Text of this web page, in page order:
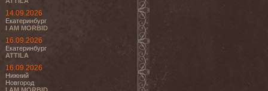
14.09.2026
Екатеринбург
I AM MORBID
16.09.2026
Екатеринбург
ATTILA
16.09.2026
Нижний
Новгород